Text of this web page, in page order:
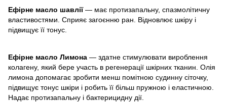
Ефірне масло шавлії— має протизапальну, спазмолітичну
властивостями. Сприяє загоєнню ран. Відновлює шкіру і
підвищує її тонус.
Ефірне масло Лимона — здатне стимулювати вироблення
колагену, який бере участь в регенерації шкірних тканин. Олія
лимона допомагає зробити менш помітною судинну сіточку,
підвищує тонус шкіри і робить її більш пружною і еластичною.
Надає протизапальну і бактерицидну дії.